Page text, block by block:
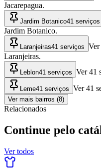
Jacarepagua.
Jardim Botanico41 serviços
Jardim Botanico.
Laranjeiras41 serviços Ver
Laranjeiras.
Leblon41 serviços Ver 41
Leme41 serviços Ver 41
Ver mais bairros (8)
Relacionados
Continue pelo
Ver todos